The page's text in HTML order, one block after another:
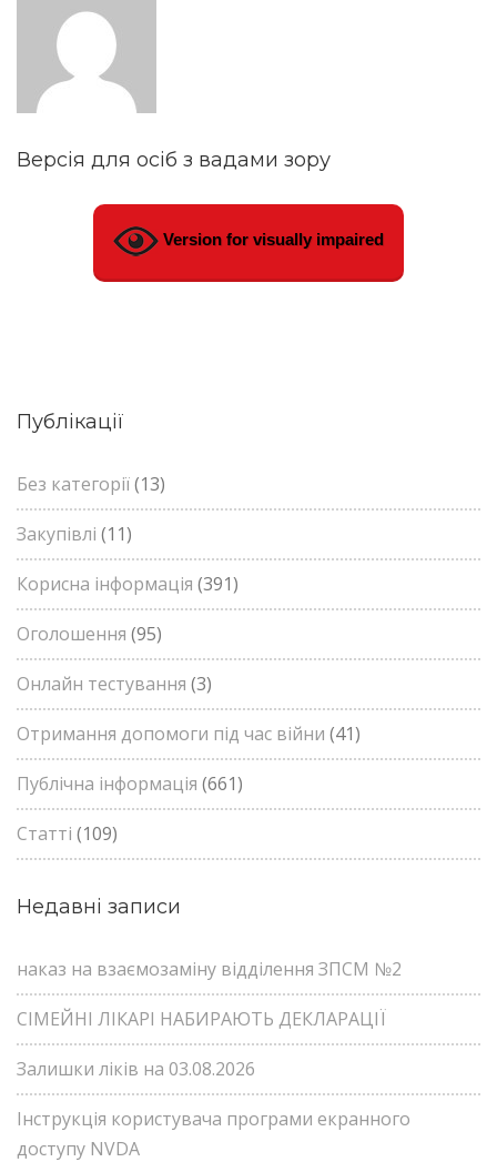
Версія для осіб з вадами зору
Version for visually impaired
Публікації
Без категорії(13)
Закупівлі (11)
Корисна інформація (391)
Оголошення (95)
Онлайн тестування (3)
Отримання допомоги під час війни (41)
Публічна інформація (661)
Статті (109)
Недавні записи
наказ на взаємозаміну відділення ЗПСМ №2
СІМЕЙНІ ЛІКАРІ НАБИРАЮТЬ ДЕКЛАРАЦІЇ
Залишки ліків на 03.08.2026
Інструкція користувача програми екранного
доступу NVDA